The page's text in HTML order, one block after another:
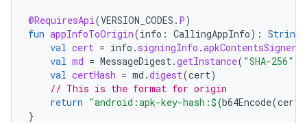
@RequiresApi(VERSION_CODES . P)
fun appInfoToOrigin(info : CallingAppInfo): String
val cert = info . signingInfo .apkContentsSigners
val md = MessageDigest.getInstance( "SHA-256"
val certHash = md .digest(cert)
// This is the format for origin
return "android:apk-key-hash:${b64Encode(
}